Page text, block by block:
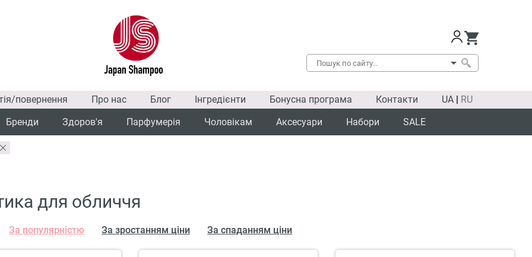
повернення Про нас Блог Інгредієнти Бонусна програма Контакти UA | RU
Бренди Здоров'я Парфумерія Чоловікам Аксесуари Набори SALE
для обличчя
За популярністю За зростанням ціни За спаданням ціни